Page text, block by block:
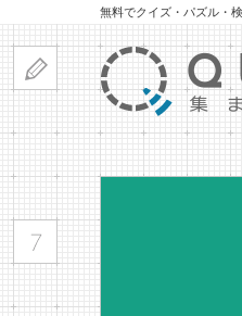
無料でクイズ・パズル・